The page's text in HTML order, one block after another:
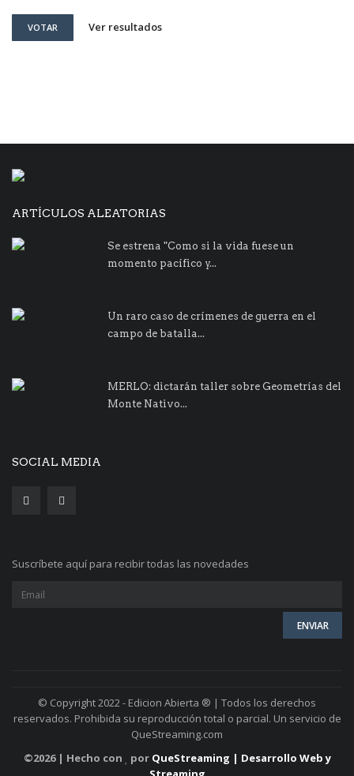
VOTAR Ver resultados
ARTÍCULOS ALEATORIAS
Se estrena "Como si la vida fuese un
momento pacífico y...
Un raro caso de crímenes de guerra en el
campo de batalla...
MERLO: dictarán taller sobre Geometrías del
Monte Nativo...
SOCIAL MEDIA
Suscríbete aquí para recibir todas las novedades
© Copyright 2022 - Edicion Abierta ® | Todos los derechos
reservados. Prohibida su reproducción total o parcial. Un servicio de
QueStreaming.com
©2026 | Hecho con por QueStreaming | Desarrollo Web y